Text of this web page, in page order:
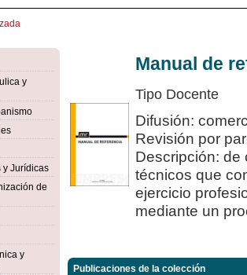
y
y Jurídicas
de
y
Manual de
Tipo Docente
Difusión:
Revisión por
Descripción: de
técnicos que
ejercicio
mediante un
Publicaciones de la colección